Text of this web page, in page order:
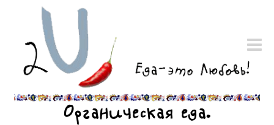
Органическая еда.